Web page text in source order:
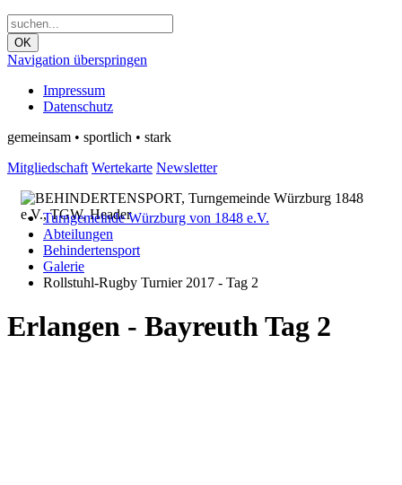
OK
Navigation überspringen
Impressum
Datenschutz
gemeinsam • sportlich • stark
Mitgliedschaft Wertekarte Newsletter
Turngemeinde Würzburg von 1848 e.V.
Abteilungen
Behindertensport
Galerie
Rollstuhl-Rugby Turnier 2017 - Tag 2
Erlangen - Bayreuth Tag 2